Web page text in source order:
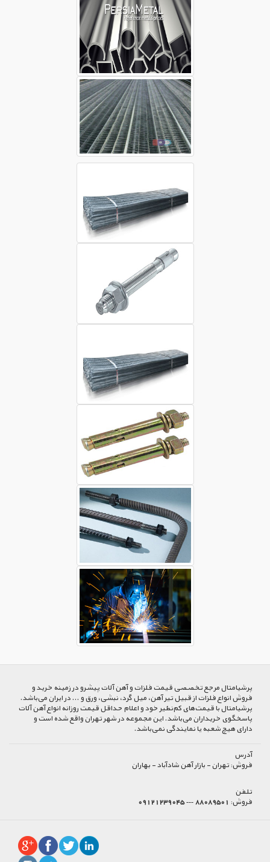
پرشیا‌متال مرجع تخصصی قیمت فلزات و آهن آلات پیشرو در زمینه خرید و
فروش انواع فلزات از قبیل تیر آهن، میل گرد، نبشی، ورق و ... در ایران می‌باشد.
پرشیامتال با قیمت‌های کم‌نظیر خود و اعلام حداقل قیمت روزانه انواع آهن آلات
پاسخگوی خریداران می‌باشد. این مجموعه در شهر تهران واقع شده است و
دارای هیچ شعبه یا نمایندگی نمی‌باشد.
آدرس
فروش:تهران - بازار آهن شادآباد - بهاران
تلفن
فروش: 88089501 --- 09121239045